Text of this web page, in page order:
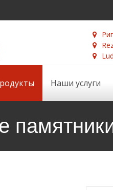
Наши услуги